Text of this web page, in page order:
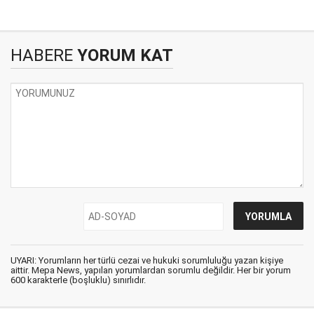
HABERE YORUM KAT
UYARI: Yorumların her türlü cezai ve hukuki sorumluluğu yazan kişiye
aittir. Mepa News, yapılan yorumlardan sorumlu değildir. Her bir yorum
600 karakterle (boşluklu) sınırlıdır.